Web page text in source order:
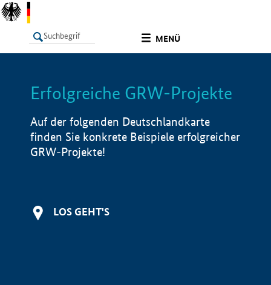
MENÜ
LISTE Info
Erfolgreiche GRW-Projekte
Auf der folgenden Deutschlandkarte
finden Sie konkrete Beispiele erfolgreicher
GRW-Projekte!
LOS GEHT'S